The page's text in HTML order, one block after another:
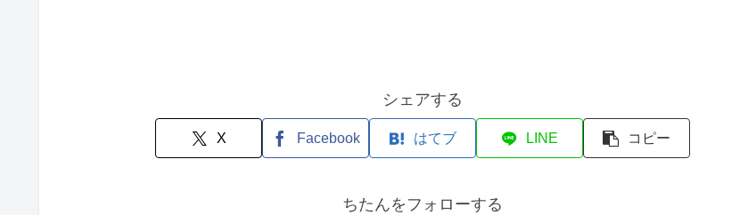
シェアする
X Facebook はてブ LINE コピー
ちたんをフォローする